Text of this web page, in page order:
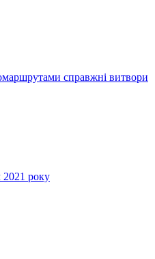
справжні витвори
2021 року